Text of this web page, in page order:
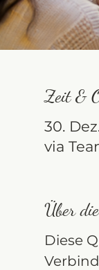
Zeit &
30.
via
Über
Diese